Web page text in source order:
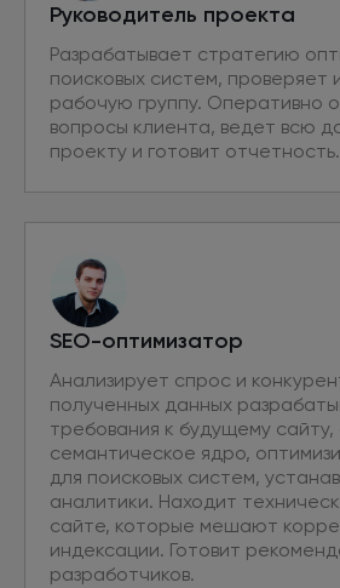
Руководитель проекта
Разрабатывает стратегию
поисковых систем, проверяет
рабочую группу. Оперативно
вопросы клиента, ведет всю
проекту и готовит отчетность.
SEO-оптимизатор
Анализирует спрос и
полученных данных
требования к будущему сайту,
семантическое ядро,
для поисковых систем,
аналитики. Находит
сайте, которые мешают
индексации. Готовит
разработчиков.